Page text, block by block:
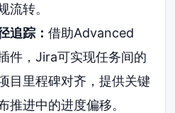
流转。
追踪： 借助Advanced
件，Jira可实现任务间的
目里程碑对齐，提供关键
推进中的进度偏移。